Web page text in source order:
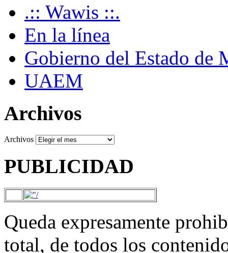
.:: Wawis ::.
En la línea
Gobierno del Estado de
UAEM
Archivos
Archivos
PUBLICIDAD
Queda expresamente
total, de todos los